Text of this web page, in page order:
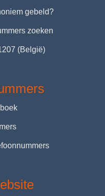
gebeld?
zoeken
(België)